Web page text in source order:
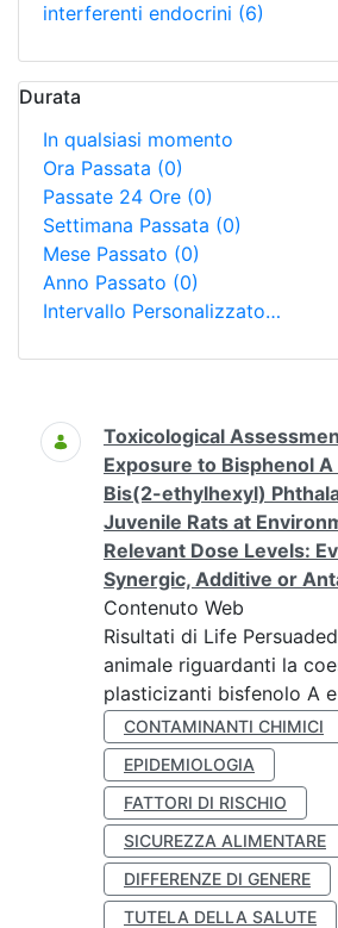
interferenti endocrini (6)
Durata
In qualsiasi momento
Ora Passata (0)
Passate 24 Ore (0)
Settimana Passata (0)
Mese Passato (0)
Anno Passato (0)
Intervallo Personalizzato…
Ricerca
Toxicological
Exposure to Bisphenol A
Bis(2-ethylhexyl)
Juvenile Rats at
Relevant Dose Levels:
Synergic, Additive or
Contenuto Web
Risultati di Life
animale riguardanti la
plasticizanti bisfenolo A
CONTAMINANTI CHIMICI
EPIDEMIOLOGIA
FATTORI DI RISCHIO
SICUREZZA ALIMENTARE
DIFFERENZE DI GENERE
TUTELA DELLA SALUTE